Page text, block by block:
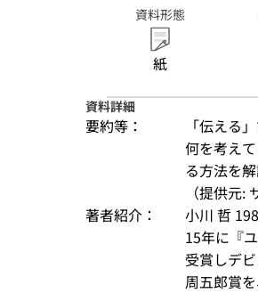
資料形態
紙
資料詳細
要約等：
「伝える
何を考え
る方法を
（提供元:
著者紹介：
小川 哲
15年に『
受賞しデ
周五郎賞